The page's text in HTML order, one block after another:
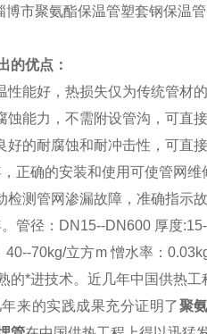
博市聚氨酯保温管塑套钢保温
的优点：
能好，热损失仅为传统管材
能力，不需附设管沟，可直
的耐腐蚀和耐冲击性，可直接
正确的安装和使用可使管网维
测管网渗漏故障，准确指示故
径：DN15--DN600 厚度
70kg/立方m 憎水率：
的*进技术。近几年中国供热
来的实践成果充分证明了聚